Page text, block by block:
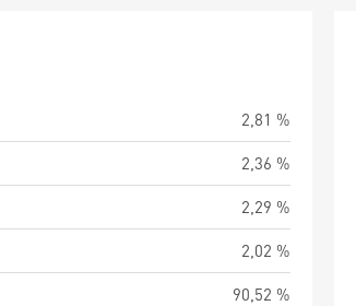
2,81 %
2,36 %
2,29 %
2,02 %
90,52 %